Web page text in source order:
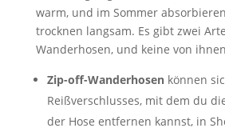
warm, und im Sommer
trocknen langsam. Es gibt zwei
Wanderhosen, und keine von
Zip-off-Wanderhosenkönnen
Reißverschlusses, mit dem du
der Hose entfernen kannst, in